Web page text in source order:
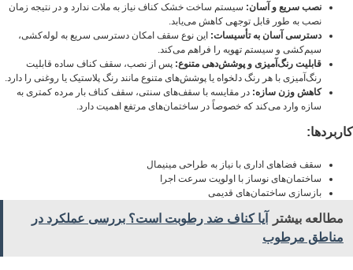
نصب سریع و آسان: سیستم ساخت خشک کناف نیاز به ملات ندارد و در نتیجه زمان
نصب به طور قابل توجهی کاهش می‌یابد.
دسترسی آسان به تأسیسات: این نوع سقف امکان دسترسی سریع به لوله‌کشی،
سیم‌کشی و سیستم تهویه را فراهم می‌کند.
قابلیت رنگ‌آمیزی و پوشش‌دهی متنوع: پس از نصب، سقف کناف ساده قابلیت
رنگ‌آمیزی با هر رنگ دلخواه یا پوشش‌های متنوع مانند رنگ پلاستیک یا روغنی را دارد.
کاهش وزن سازه: در مقایسه با سقف‌های سنتی، سقف کناف بار مرده کمتری به
سازه وارد می‌کند که خصوصاً در ساختمان‌های مرتفع اهمیت دارد.
کاربردها:
سقف فضاهای اداری با نیاز به طراحی مینیمال
ساختمان‌های نوساز با اولویت سرعت اجرا
بازسازی ساختمان‌های قدیمی
مطالعه بیشتر
آیا کناف ضد رطوبت است؟ بررسی عملکرد در
مناطق مرطوب